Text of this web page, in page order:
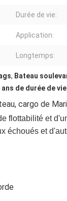
Durée de vie:
Application:
Longtemps:
, Bateau
de durée de vie
cargo de
flottabilité et
échoués et